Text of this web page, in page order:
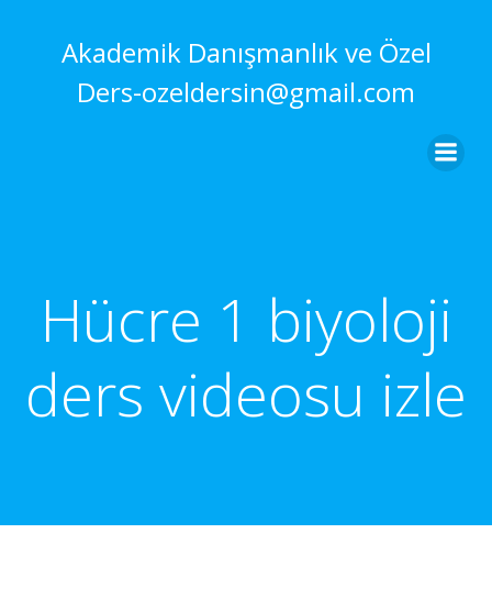
Akademik Danışmanlık ve Özel
Ders-ozeldersin@gmail.com
Hücre 1 biyoloji
ders videosu izle